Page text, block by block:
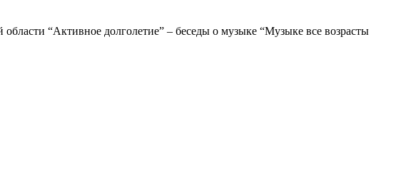
“Активное долголетие” – беседы о музыке “Музыке все возрасты